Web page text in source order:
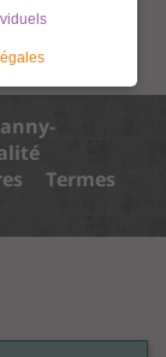
Termes